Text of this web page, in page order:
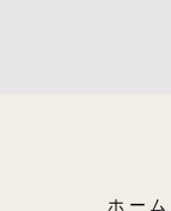
ホーム